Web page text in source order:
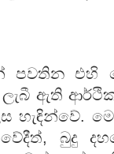
පවතින
ලැබී ඇති
හැඳින්වේ.
බුදු